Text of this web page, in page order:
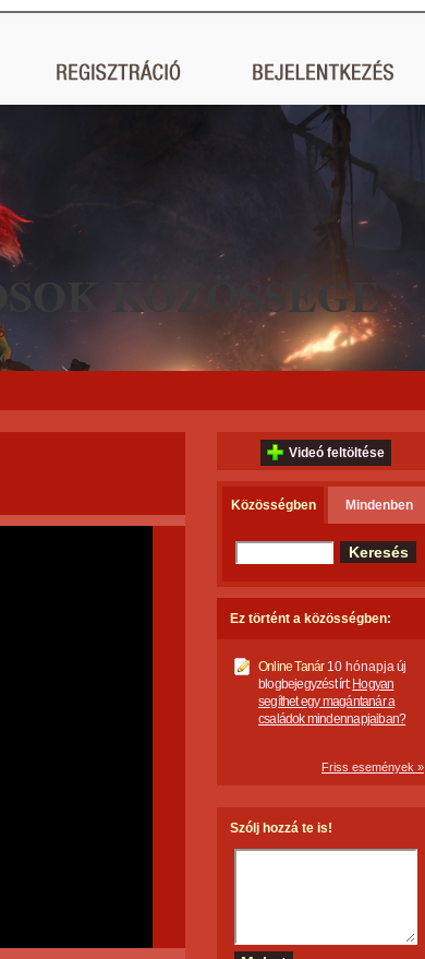
KÖZÖSSÉGE
Videó feltöltése
Közösségben Mindenben
Ez történt a közösségben:
Online Tanár 10 hónapjaúj
blogbejegyzést írt: Hogyan
segíthet egy magántanár a
családok mindennapjaiban?
Friss események »
Szólj hozzá te is!